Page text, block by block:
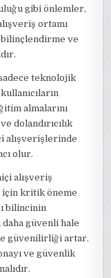
gibi önlemler,
ortamı
bilinçlendirme ve
teknolojik
almalarını
dolandırıcılık
alışverişlerinde
olur.
alışveriş
için kritik öneme
bilincinin
güvenli hale
güvenilirliği artar.
ve güvenlik